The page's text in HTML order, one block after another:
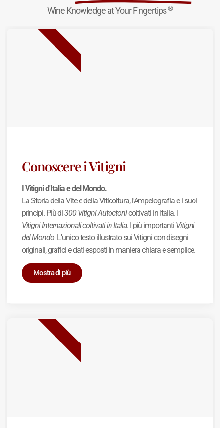
Wine Knowledge at Your Fingertips®
Conoscere i Vitigni
I Vitigni d'Italia e del Mondo.
La Storia della Vite e della Viticoltura, l'Ampelografia e i suoi
principi. Più di300 Vitigni Autoctonicoltivati in Italia. I
Vitigni Internazionali coltivati in Italia. I più importanti Vitigni
del Mondo. L'unico testo illustrato sui Vitigni con disegni
originali, grafici e dati esposti in maniera chiara e semplice.
Mostra di più
NUOVA USCITA
BEST SELLER